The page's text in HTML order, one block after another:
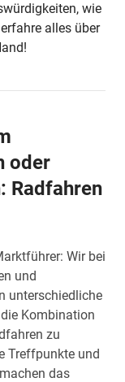
wie
alles über
oder
Radfahren
Wir bei
und
unterschiedliche
Kombination
zu
Treffpunkte und
das